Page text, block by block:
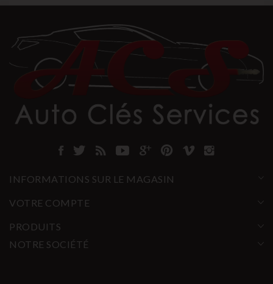
INFORMATIONS SUR LE MAGASIN
VOTRE COMPTE
PRODUITS
NOTRE SOCIÉTÉ